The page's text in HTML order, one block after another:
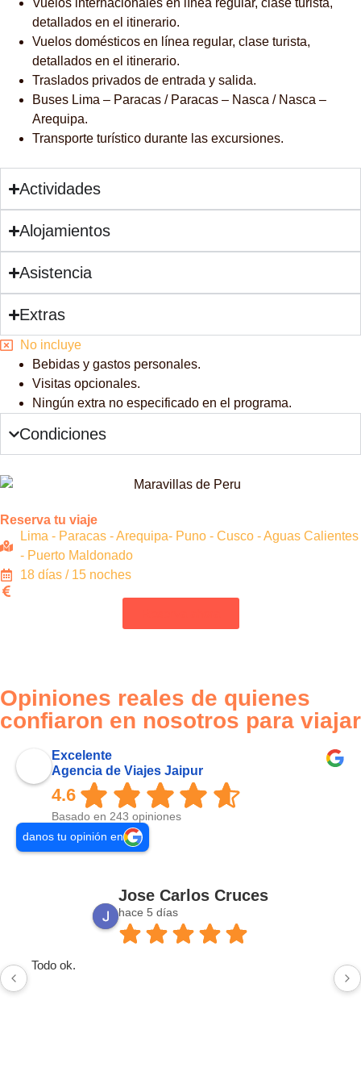
Vuelos internacionales en línea regular, clase turista,
detallados en el itinerario.
Vuelos domésticos en línea regular, clase turista,
detallados en el itinerario.
Traslados privados de entrada y salida.
Buses Lima – Paracas / Paracas – Nasca / Nasca –
Arequipa.
Transporte turístico durante las excursiones.
Actividades
Alojamientos
Asistencia
Extras
No incluye
Bebidas y gastos personales.
Visitas opcionales.
Ningún extra no especificado en el programa.
Condiciones
Reserva tu viaje
Lima - Paracas - Arequipa- Puno - Cusco - Aguas Calientes
- Puerto Maldonado
18 días / 15 noches
Opiniones reales de quienes
confiaron en nosotros para viajar
Excelente
Agencia de Viajes Jaipur
4.6
Basado en 243 opiniones
danos tu opinión en
Jose Carlos Cruces
hace 5 días
Todo ok.